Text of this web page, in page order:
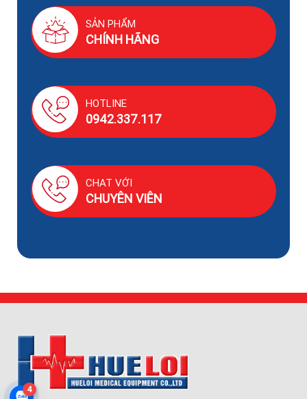
SẢN PHẨM
CHÍNH HÃNG
HOTLINE
0942.337.117
CHAT VỚI
CHUYÊN VIÊN
4